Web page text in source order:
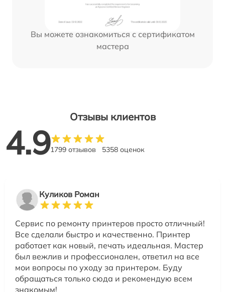
Вы можете ознакомиться с сертификатом
мастера
Отзывы клиентов
4.91799 отзывов 5358 оценок
Куликов Роман
Сервис по ремонту принтеров просто отличный!
Все сделали быстро и качественно. Принтер
работает как новый, печать идеальная. Мастер
был вежлив и профессионален, ответил на все
мои вопросы по уходу за принтером. Буду
обращаться только сюда и рекомендую всем
знакомым!